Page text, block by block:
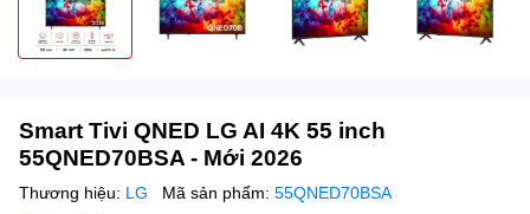
Smart Tivi QNED LG AI 4K 55 inch
55QNED70BSA - Mới 2026
Thương hiệu: LG Mã sản phẩm: 55QNED70BSA